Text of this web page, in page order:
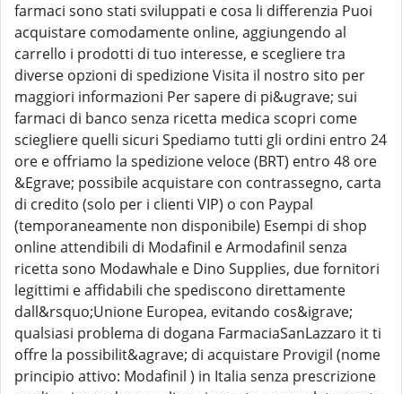
farmaci sono stati sviluppati e cosa li differenzia Puoi
acquistare comodamente online, aggiungendo al
carrello i prodotti di tuo interesse, e scegliere tra
diverse opzioni di spedizione Visita il nostro sito per
maggiori informazioni Per sapere di pi&ugrave; sui
farmaci di banco senza ricetta medica scopri come
sciegliere quelli sicuri Spediamo tutti gli ordini entro 24
ore e offriamo la spedizione veloce (BRT) entro 48 ore
&Egrave; possibile acquistare con contrassegno, carta
di credito (solo per i clienti VIP) o con Paypal
(temporaneamente non disponibile) Esempi di shop
online attendibili di Modafinil e Armodafinil senza
ricetta sono Modawhale e Dino Supplies, due fornitori
legittimi e affidabili che spediscono direttamente
dall&rsquo;Unione Europea, evitando cos&igrave;
qualsiasi problema di dogana FarmaciaSanLazzaro it ti
offre la possibilit&agrave; di acquistare Provigil (nome
principio attivo: Modafinil ) in Italia senza prescrizione